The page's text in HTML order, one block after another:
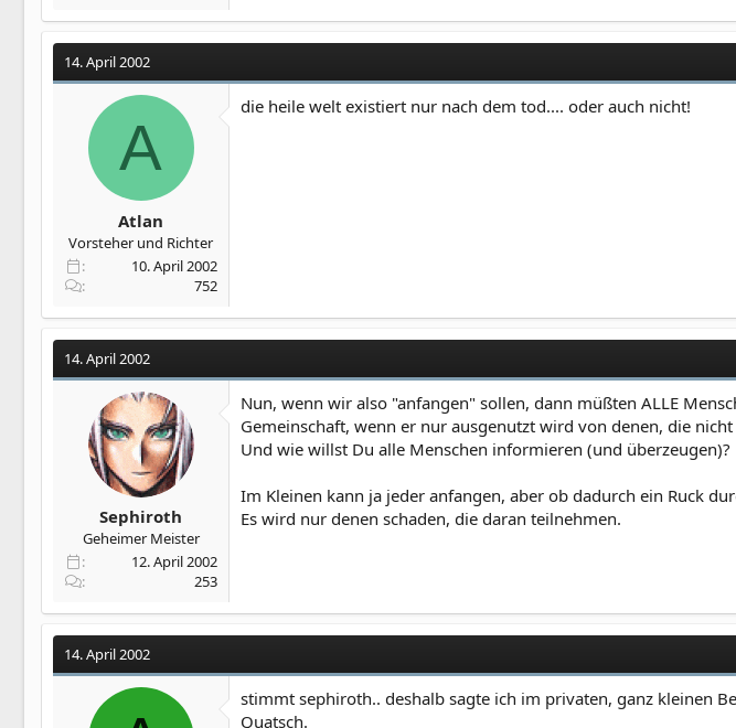
14. April 2002
A
Atlan
Vorsteher und Richter
10. April 2002
752
die heile welt existiert nur nach dem tod.... oder auch nicht!
14. April 2002
Sephiroth
Geheimer Meister
12. April 2002
253
Nun, wenn wir also "anfangen" sollen, dann müßten ALLE
Gemeinschaft, wenn er nur ausgenutzt wird von denen, die
Und wie willst Du alle Menschen informieren (und überzeugen)?
Im Kleinen kann ja jeder anfangen, aber ob dadurch ein Ruck
Es wird nur denen schaden, die daran teilnehmen.
14. April 2002
stimmt sephiroth.. deshalb sagte ich im privaten, ganz kleinen
Quatsch.